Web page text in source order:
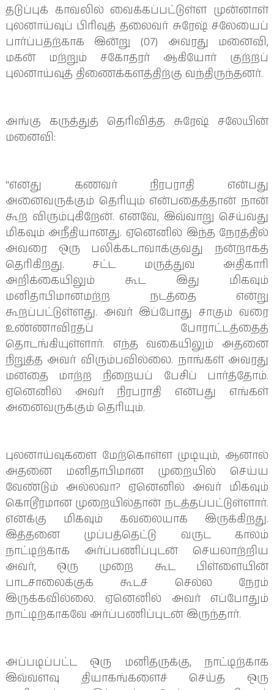
தடுப்புக் காவலில் வைக்கப்பட்டுள்ள முன்னாள்
புலனாய்வுப் பிரிவுத் தலைவர் சுரேஷ் சலேயைப்
பார்ப்பதற்காக இன்று (07) அவரது மனைவி,
மகன் மற்றும் சகோதரர் ஆகியோர் குற்றப்
புலனாய்வுத் திணைக்களத்திற்கு வந்திருந்தனர்.
அங்கு கருத்துத் தெரிவித்த சுரேஷ் சலேயின்
மனைவி:
"எனது கணவர் நிரபராதி என்பது
அனைவருக்கும் தெரியும் என்பதைத்தான் நான்
கூற விரும்புகிறேன். எனவே, இவ்வாறு செய்வது
மிகவும் அநீதியானது. ஏனெனில் இந்த நேரத்தில்
அவரை ஒரு பலிக்கடாவாக்குவது நன்றாகத்
தெரிகிறது. சட்ட மருத்துவ அதிகாரி
அறிக்கையிலும் கூட இது மிகவும்
மனிதாபிமானமற்ற நடத்தை என்று
கூறப்பட்டுள்ளது. அவர் இப்போது சாகும் வரை
உண்ணாவிரதப் போராட்டத்தைத்
தொடங்கியுள்ளார். எந்த வகையிலும் அதனை
நிறுத்த அவர் விரும்பவில்லை. நாங்கள் அவரது
மனதை மாற்ற நிறையப் பேசிப் பார்த்தோம்.
ஏனெனில் அவர் நிரபராதி என்பது எங்கள்
அனைவருக்கும் தெரியும்.
புலனாய்வுகளை மேற்கொள்ள முடியும், ஆனால்
அதனை மனிதாபிமான முறையில் செய்ய
வேண்டும் அல்லவா? ஏனெனில் அவர் மிகவும்
கொடூரமான முறையில்தான் நடத்தப்பட்டுள்ளார்.
எனக்கு மிகவும் கவலையாக இருக்கிறது.
இத்தனை முப்பத்தெட்டு வருட காலம்
நாட்டிற்காக அர்ப்பணிப்புடன் செயலாற்றிய
அவர், ஒரு முறை கூட பிள்ளையின்
பாடசாலைக்குக் கூடச் செல்ல நேரம்
இருக்கவில்லை. ஏனெனில் அவர் எப்போதும்
நாட்டிற்காகவே அர்ப்பணிப்புடன் இருந்தார்.
அப்படிப்பட்ட ஒரு மனிதருக்கு, நாட்டிற்காக
இவ்வளவு தியாகங்களைச் செய்த ஒரு